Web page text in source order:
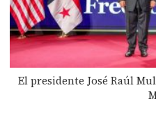
El presidente José Raúl